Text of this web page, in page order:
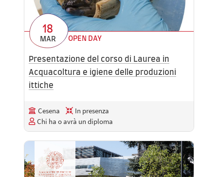
18
MAR OPEN DAY
Presentazione del corso di Laurea in
Acquacoltura e igiene delle produzioni
ittiche
Cesena
In presenza
Chi ha o avrà un diploma